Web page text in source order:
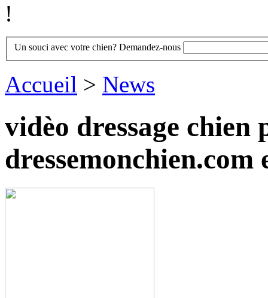
!
Un souci avec votre chien? Demandez-nous
Accueil > News
vidèo dressage